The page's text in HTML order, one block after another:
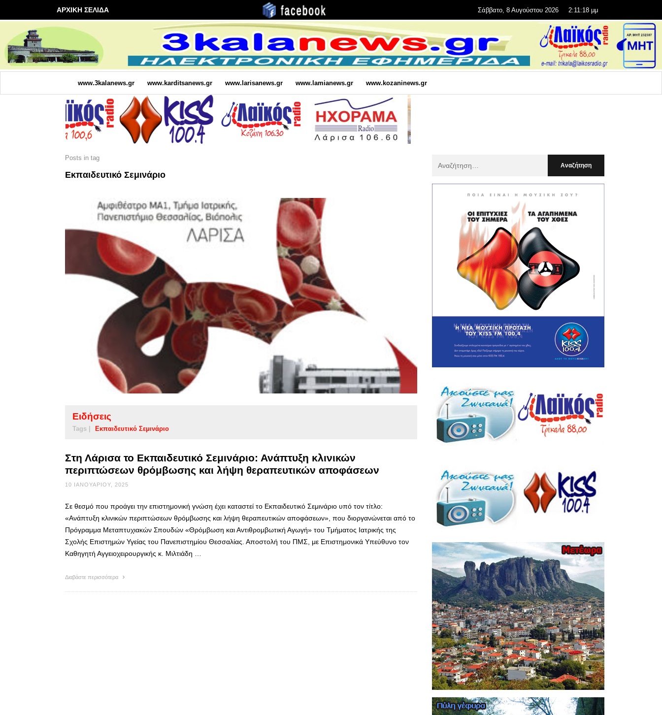
ΑΡΧΙΚΗ ΣΕΛΙΔΑ Σάββατο, 8 Αυγούστου 2026 2:11:19 μμ
www.3kalanews.gr www.karditsanews.gr www.larisanews.gr www.lamianews.gr www.kozaninews.gr
Posts in tag
Εκπαιδευτικό Σεμινάριο
Ειδήσεις
Tags | Εκπαιδευτικό Σεμινάριο
Στη Λάρισα το Εκπαιδευτικό Σεμινάριο: Ανάπτυξη κλινικών
περιπτώσεων θρόμβωσης και λήψη θεραπευτικών αποφάσεων
10 ΙΑΝΟΥΑΡΊΟΥ, 2025
Σε θεσμό που προάγει την επιστημονική γνώση έχει καταστεί το Εκπαιδευτικό Σεμινάριο υπό τον τίτλο:
«Ανάπτυξη κλινικών περιπτώσεων θρόμβωσης και λήψη θεραπευτικών αποφάσεων», που διοργανώνεται από το
Πρόγραμμα Μεταπτυχιακών Σπουδών «Θρόμβωση και Αντιθρομβωτική Αγωγή» του Τμήματος Ιατρικής της
Σχολής Επιστημών Υγείας του Πανεπιστημίου Θεσσαλίας. Αποστολή του ΠΜΣ, με Επιστημονικά Υπεύθυνο τον
Καθηγητή Αγγειοχειρουργικής κ. Μιλτιάδη …
Διαβάστε περισσότερα
: